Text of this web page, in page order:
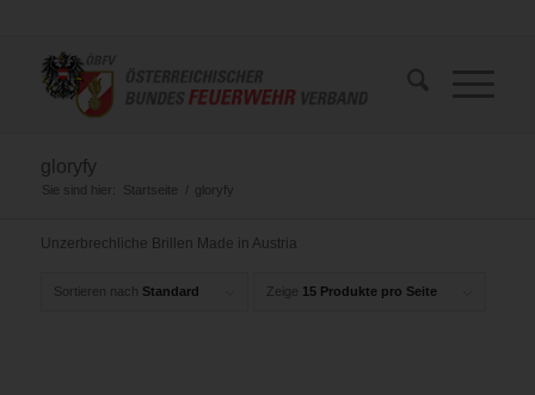
gloryfy
Sie sind hier: Startseite / gloryfy
Unzerbrechliche Brillen Made in Austria
Sortieren nach Standard Zeige 15 Produkte pro Seite